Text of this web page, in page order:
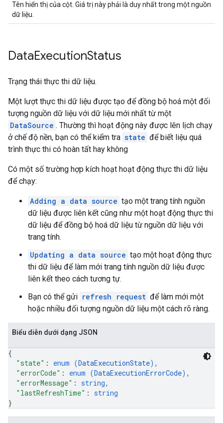
Tên hiển thị của cột. Giá trị này phải là duy nhất trong một nguồn
dữ liệu.
DataExecutionStatus
Trạng thái thực thi dữ liệu.
Một lượt thực thi dữ liệu được tạo để đồng bộ hoá một đối
tượng nguồn dữ liệu với dữ liệu mới nhất từ một
DataSource . Thường thì hoạt động này được lên lịch chạy
ở chế độ nền, bạn có thể kiểm tra state để biết liệu quá
trình thực thi có hoàn tất hay không
Có một số trường hợp kích hoạt hoạt động thực thi dữ liệu
để chạy:
Adding a data source tạo một trang tính nguồn
dữ liệu được liên kết cũng như một hoạt động thực thi
dữ liệu để đồng bộ hoá dữ liệu từ nguồn dữ liệu với
trang tính.
Updating a data source tạo một hoạt động thực
thi dữ liệu để làm mới trang tính nguồn dữ liệu được
liên kết theo cách tương tự.
Bạn có thể gửi refresh request để làm mới một
hoặc nhiều đối tượng nguồn dữ liệu một cách rõ ràng.
Biểu diễn dưới dạng JSON
{
"state" : enum (DataExecutionState) ,
"errorCode" : enum (DataExecutionErrorCode) ,
"errorMessage" : string,
"lastRefreshTime" : string
}